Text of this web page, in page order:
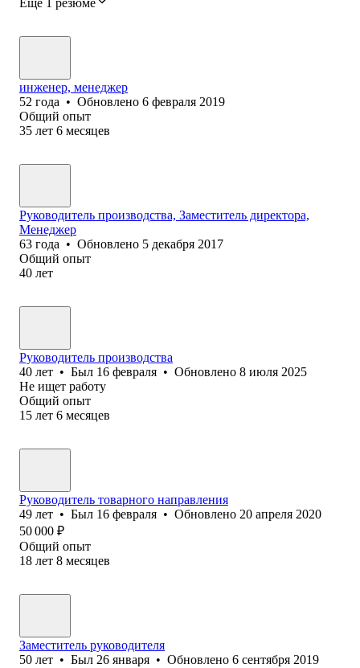
инженер, менеджер
52 года • Обновлено 6 февраля 2019
Общий опыт
35 лет 6 месяцев
Руководитель производства, Заместитель директора,
Менеджер
63 года • Обновлено 5 декабря 2017
Общий опыт
40 лет
Руководитель производства
40 лет • Был 16 февраля • Обновлено 8 июля 2025
Не ищет работу
Общий опыт
15 лет 6 месяцев
Руководитель товарного направления
49 лет • Был 16 февраля • Обновлено 20 апреля 2020
50 000 ₽
Общий опыт
18 лет 8 месяцев
Заместитель руководителя
50 лет • Был 26 января • Обновлено 6 сентября 2019